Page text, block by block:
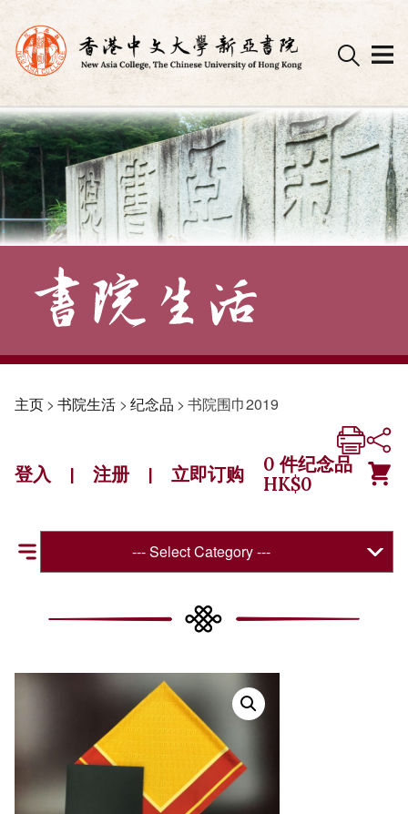
Skip
to
content
主页> 书院生活 > 纪念品 > 书院围巾2019
登入 | 注册 | 立即订购 0 件纪念品
HK$0
--- Select Category ---